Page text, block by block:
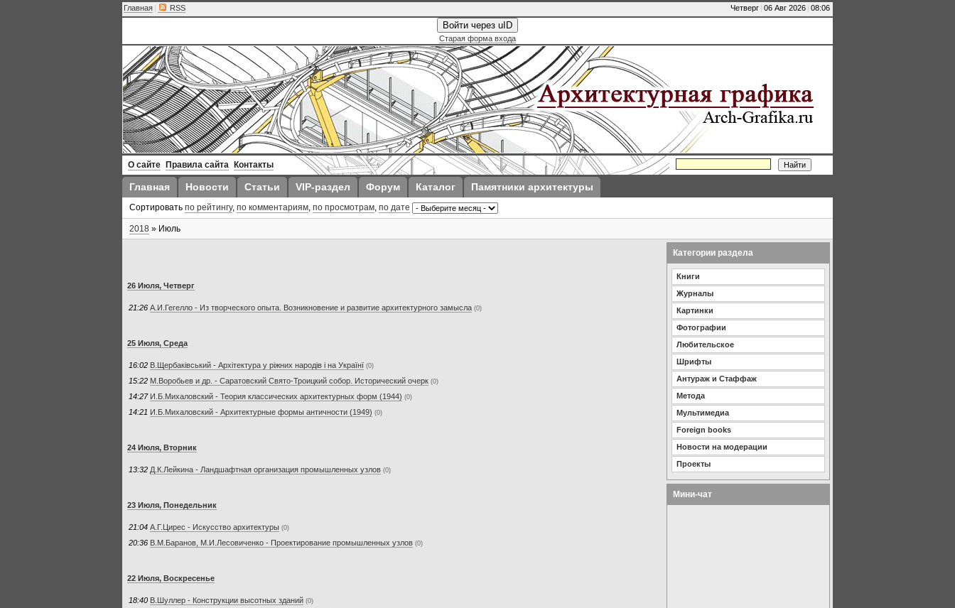
Четверг | 06 Авг 2026 | 08:06
Главная | RSS
Войти через uID
Старая форма входа
О сайте Правила сайта Контакты
Главная Новости Статьи VIP-раздел Форум Каталог Памятники архитектуры
Сортировать по рейтингу, по комментариям, по просмотрам, по дате
2018 » Июль
26 Июля, Четверг
21:26 А.И.Гегелло - Из творческого опыта. Возникновение и развитие архитектурного замысла (0)
25 Июля, Среда
16:02 В.Щербаківський - Архітектура у ріжних народів і на Українї (0)
15:22 М.Воробьев и др. - Саратовский Свято-Троицкий собор. Исторический очерк (0)
14:27 И.Б.Михаловский - Теория классических архитектурных форм (1944) (0)
14:21 И.Б.Михаловский - Архитектурные формы античности (1949) (0)
24 Июля, Вторник
13:32 Д.К.Лейкина - Ландшафтная организация промышленных узлов (0)
23 Июля, Понедельник
21:04 А.Г.Цирес - Искусство архитектуры (0)
20:36 В.М.Баранов, М.И.Лесовиченко - Проектирование промышленных узлов (0)
22 Июля, Воскресенье
18:40 В.Шуллер - Конструкции высотных зданий (0)
Категории раздела
Книги
Журналы
Картинки
Фотографии
Любительское
Шрифты
Антураж и Стаффаж
Метода
Мультимедиа
Foreign books
Новости на модерации
Проекты
Мини-чат